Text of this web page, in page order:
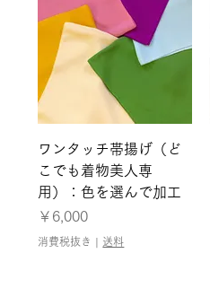
ワンタッチ帯揚げ（ど
こでも着物美人専
用）：色を選んで加工
価格
￥6,000
消費税抜き 送料